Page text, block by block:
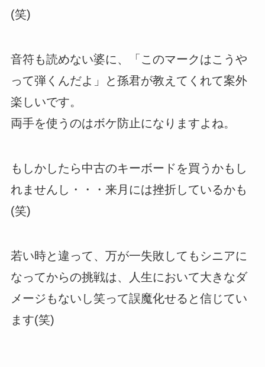
(笑)
音符も読めない婆に、「このマークはこうや
って弾くんだよ」と孫君が教えてくれて案外
楽しいです。
両手を使うのはボケ防止になりますよね。
もしかしたら中古のキーボードを買うかもし
れませんし・・・来月には挫折しているかも
(笑)
若い時と違って、万が一失敗してもシニアに
なってからの挑戦は、人生において大きなダ
メージもないし笑って誤魔化せると信じてい
ます(笑)